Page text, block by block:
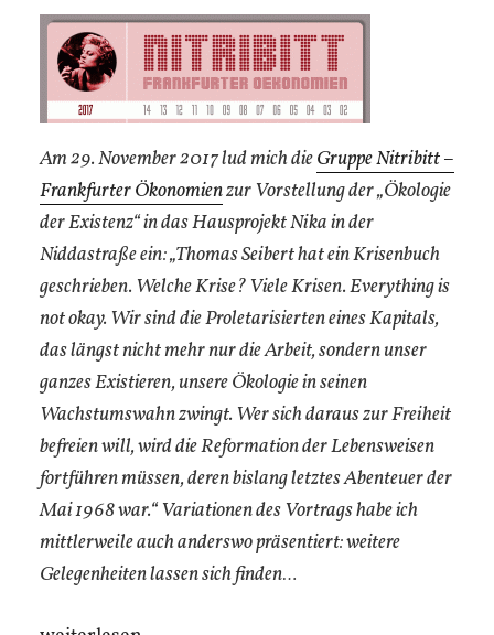
Am 29. November 2017 lud mich dieGruppe Nitribitt –
Frankfurter Ökonomienzur Vorstellung der „Ökologie
der Existenz“ in das Hausprojekt Nika in der
Niddastraße ein: „Thomas Seibert hat ein Krisenbuch
geschrieben. Welche Krise? Viele Krisen. Everything is
not okay. Wir sind die Proletarisierten eines Kapitals,
das längst nicht mehr nur die Arbeit, sondern unser
ganzes Existieren, unsere Ökologie in seinen
Wachstumswahn zwingt. Wer sich daraus zur Freiheit
befreien will, wird die Reformation der Lebensweisen
fortführen müssen, deren bislang letztes Abenteuer der
Mai 1968 war.“ Variationen des Vortrags habe ich
mittlerweile auch anderswo präsentiert: weitere
Gelegenheiten lassen sich finden…